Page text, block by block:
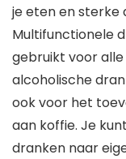
je eten en sterke
Multifunctionele
gebruikt voor
alcoholische
ook voor het
aan koffie. Je
dranken naar